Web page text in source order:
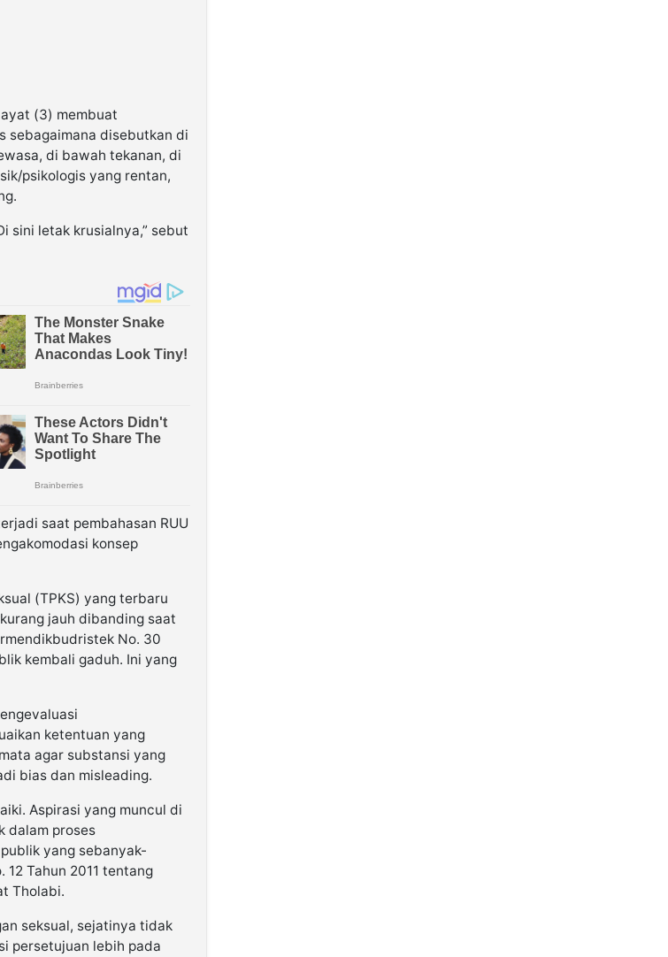
(3) membuat
sebagaimana disebutkan di
di bawah tekanan, di
psikologis yang rentan,
sini letak krusialnya,” sebut
saat pembahasan RUU
konsep
(TPKS) yang terbaru
jauh dibanding saat
No. 30
kembali gaduh. Ini yang
ketentuan yang
agar substansi yang
bias dan misleading.
Aspirasi yang muncul di
dalam proses
yang sebanyak-
Tahun 2011 tentang
Tholabi.
seksual, sejatinya tidak
persetujuan lebih pada